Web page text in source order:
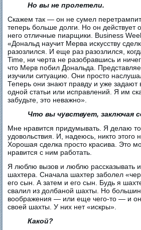
Но вы не пролетели.
Скажем так — он не сумел
теперь больше долги. Но он действует
него отличные пиарщики. Business
«Дональд научит Мерва искусству
разозлился. И еще раз разозлился,
Time, ни черта не разобравшись и
что Мерв побил Дональда.
изучили ситуацию. Они просто
Теперь они знают правду и уже
одной статьи или исправлений. Я им
забудьте, это неважно».
Что вы чувствует, заключая
Мне нравится придумывать. Я делаю
удовольствия. И, надеюсь, никто этого
Хорошая сделка просто красива. Это
нравится с ним работать.
Я люблю вызов и люблю рассказывать
шахтера. Сначала шахтер заболел
его сын. А затем и его сын. Будь я
свалил из долбаной шахты. Но
воображения — или еще чего-то — и
своей шахты. У них нет «искры».
Какой?